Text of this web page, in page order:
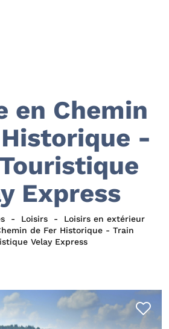
en Chemin
-
Express
Loisirs
Loisirs en extérieur
de Fer Historique - Train
Velay Express